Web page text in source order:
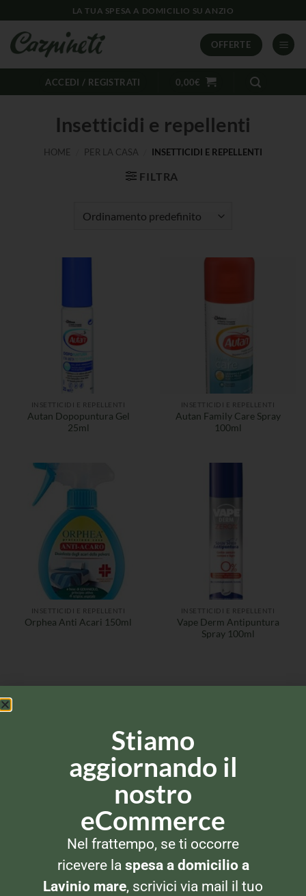
LA TUA SPESA A DOMICILIO SU ANZIO
OFFERTE
ACCEDI / REGISTRATI 0,00€
Insetticidi e repellenti
HOME PER LA CASA INSETTICIDI E REPELLENTI
FILTRA
INSETTICIDI E REPELLENTI
Autan Dopopuntura Gel
25ml
INSETTICIDI E REPELLENTI
Autan Family Care Spray
100ml
INSETTICIDI E REPELLENTI
Orphea Anti Acari 150ml
INSETTICIDI E REPELLENTI
Vape Derm Antipuntura
Spray 100ml
00042 – Anzio (RM)
CATEGORIE PRODOTTI
Banco Frigo e Surgelati
Stiamo
aggiornando il
nostro
eCommerce
Nel frattempo, se ti occorre
ricevere la spesa a domicilio a
Lavinio mare, scrivici via mail il tuo